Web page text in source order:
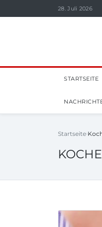
28. Juli 2026
STARTSEITE
Startseite